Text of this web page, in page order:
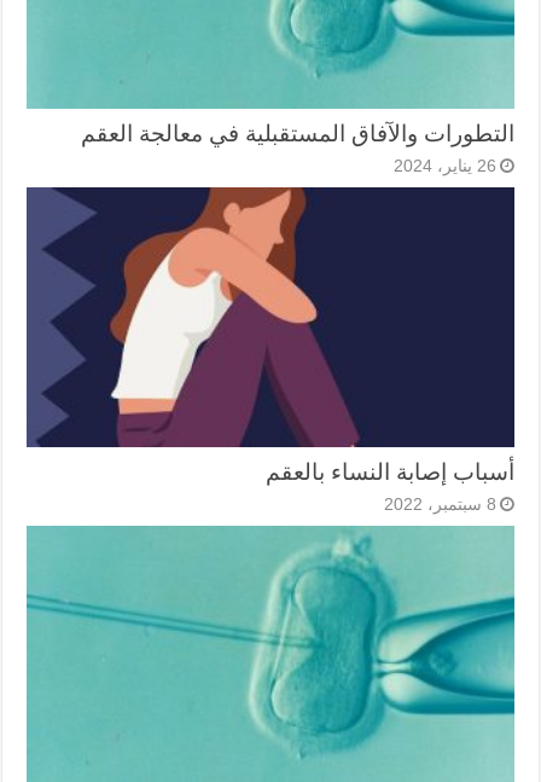
التطورات والآفاق المستقبلية في معالجة العقم
26 يناير، 2024
أسباب إصابة النساء بالعقم
8 سبتمبر، 2022